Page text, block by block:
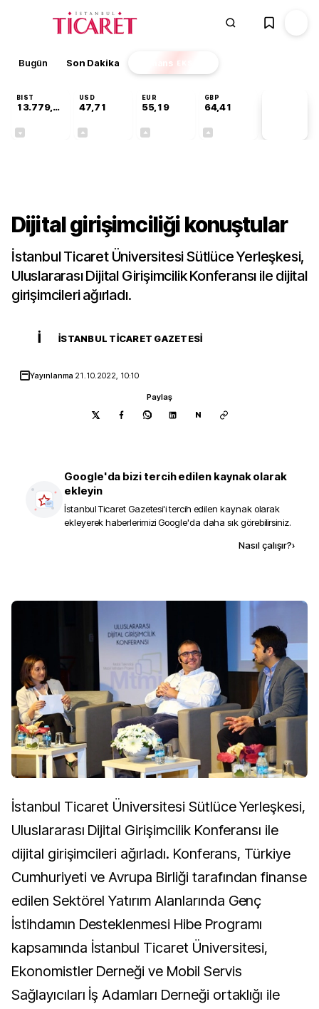
Bugün Son Dakika Finans EKSTRA
BIST
13.779,39
USD
47,71
EUR
55,19
GBP
64,41
Dijital girişimciliği konuştular
İstanbul Ticaret Üniversitesi Sütlüce Yerleşkesi,
Uluslararası Dijital Girişimcilik Konferansı ile dijital
girişimcileri ağırladı.
İ İSTANBUL TICARET GAZETESI
Yayınlanma 21.10.2022, 10:10
Paylaş
N
Google'da bizi tercih edilen kaynak olarak
ekleyin
İstanbul Ticaret Gazetesi'i tercih edilen kaynak olarak
ekleyerek haberlerimizi Google'da daha sık görebilirsiniz.
Nasıl çalışır?›
İstanbul Ticaret Üniversitesi Sütlüce Yerleşkesi,
Uluslararası Dijital Girişimcilik Konferansı ile
dijital girişimcileri ağırladı. Konferans, Türkiye
Cumhuriyeti ve Avrupa Birliği tarafından finanse
edilen Sektörel Yatırım Alanlarında Genç
İstihdamın Desteklenmesi Hibe Programı
kapsamında İstanbul Ticaret Üniversitesi,
Ekonomistler Derneği ve Mobil Servis
Sağlayıcıları İş Adamları Derneği ortaklığı ile